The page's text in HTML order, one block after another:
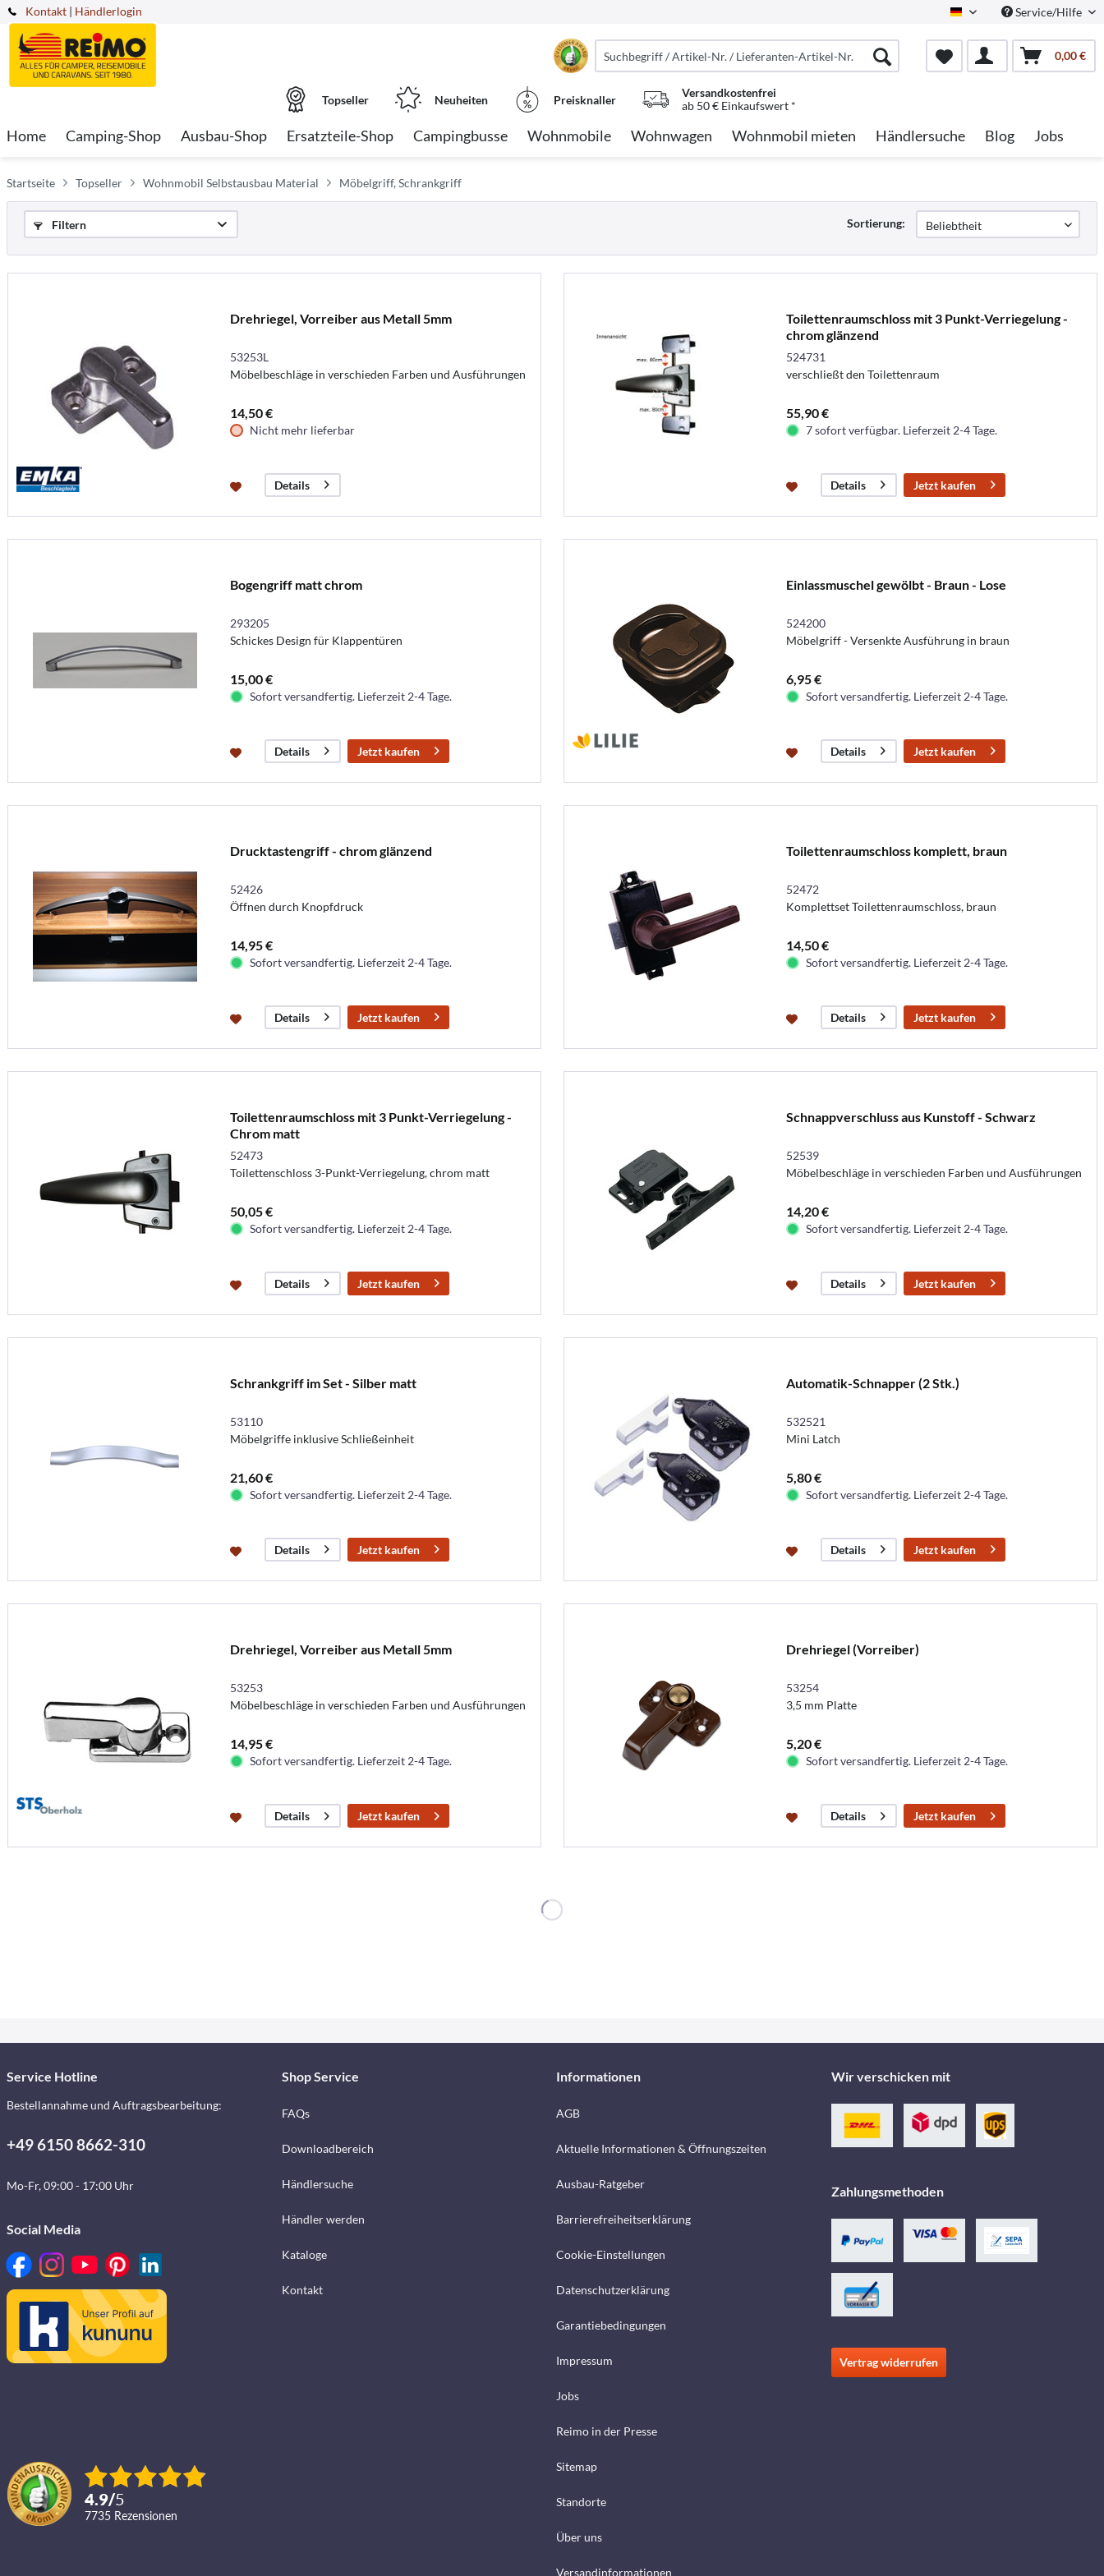
Kontakt German Service/Hilfe
| Händlerlogin
0,00 €
Topseller Neuheiten Preisknaller
Versandkostenfrei
ab 50 € Einkaufswert *
Home Camping-Shop Ausbau-Shop Ersatzteile-Shop Campingbusse Wohnmobile Wohnwagen Wohnmobil mieten Händlersuche Blog Jobs
Startseite Topseller Wohnmobil Selbstausbau Material Möbelgriff, Schrankgriff
Filtern Sortierung:
Drehriegel, Vorreiber aus Metall 5mm
53253L
Möbelbeschläge in verschieden Farben und Ausführungen
14,50 €
Nicht mehr lieferbar
Details
Toilettenraumschloss mit 3 Punkt-Verriegelung -
chrom glänzend
524731
verschließt den Toilettenraum
55,90 €
7 sofort verfügbar. Lieferzeit 2-4 Tage.
Details Jetzt kaufen
Bogengriff matt chrom
293205
Schickes Design für Klappentüren
15,00 €
Sofort versandfertig. Lieferzeit 2-4 Tage.
Details Jetzt kaufen
Einlassmuschel gewölbt - Braun - Lose
524200
Möbelgriff - Versenkte Ausführung in braun
6,95 €
Sofort versandfertig. Lieferzeit 2-4 Tage.
Details Jetzt kaufen
Drucktastengriff - chrom glänzend
52426
Öffnen durch Knopfdruck
14,95 €
Sofort versandfertig. Lieferzeit 2-4 Tage.
Details Jetzt kaufen
Toilettenraumschloss komplett, braun
52472
Komplettset Toilettenraumschloss, braun
14,50 €
Sofort versandfertig. Lieferzeit 2-4 Tage.
Details Jetzt kaufen
Toilettenraumschloss mit 3 Punkt-Verriegelung -
Chrom matt
52473
Toilettenschloss 3-Punkt-Verriegelung, chrom matt
50,05 €
Sofort versandfertig. Lieferzeit 2-4 Tage.
Details Jetzt kaufen
Schnappverschluss aus Kunstoff - Schwarz
52539
Möbelbeschläge in verschieden Farben und Ausführungen
14,20 €
Sofort versandfertig. Lieferzeit 2-4 Tage.
Details Jetzt kaufen
Schrankgriff im Set - Silber matt
53110
Möbelgriffe inklusive Schließeinheit
21,60 €
Sofort versandfertig. Lieferzeit 2-4 Tage.
Details Jetzt kaufen
Automatik-Schnapper (2 Stk.)
532521
Mini Latch
5,80 €
Sofort versandfertig. Lieferzeit 2-4 Tage.
Details Jetzt kaufen
Drehriegel, Vorreiber aus Metall 5mm
53253
Möbelbeschläge in verschieden Farben und Ausführungen
14,95 €
Sofort versandfertig. Lieferzeit 2-4 Tage.
Details Jetzt kaufen
Drehriegel (Vorreiber)
53254
3,5 mm Platte
5,20 €
Sofort versandfertig. Lieferzeit 2-4 Tage.
Details Jetzt kaufen
Service Hotline
Bestellannahme und Auftragsbearbeitung:
+49 6150 8662-310
Mo-Fr, 09:00 - 17:00 Uhr
Social Media
4.9/5
7735 Rezensionen
Shop Service
FAQs
Downloadbereich
Händlersuche
Händler werden
Kataloge
Kontakt
Informationen
AGB
Aktuelle Informationen & Öffnungszeiten
Ausbau-Ratgeber
Barrierefreiheitserklärung
Cookie-Einstellungen
Datenschutzerklärung
Garantiebedingungen
Impressum
Jobs
Reimo in der Presse
Sitemap
Standorte
Über uns
Versandinformationen
Wir verschicken mit
Zahlungsmethoden
Vertrag widerrufen